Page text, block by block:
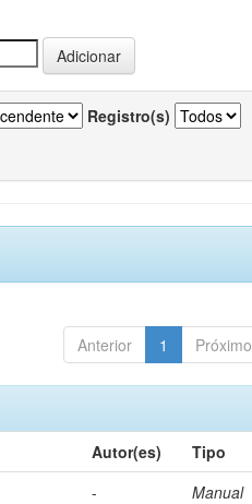
Registro(s)
Anterior 1 Próximo
Autor(es)
Tipo
- Manual